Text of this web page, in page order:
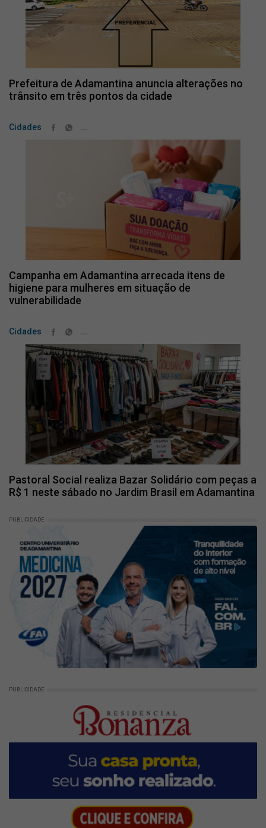
Prefeitura de Adamantina anuncia alterações no
trânsito em três pontos da cidade
Cidades ...
Campanha em Adamantina arrecada itens de
higiene para mulheres em situação de
vulnerabilidade
Cidades ...
Pastoral Social realiza Bazar Solidário com peças a
R$ 1 neste sábado no Jardim Brasil em Adamantina
PUBLICIDADE
PUBLICIDADE